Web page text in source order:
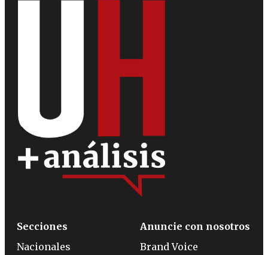
Secciones
Nacionales
Anuncie con nosotros
Brand Voice